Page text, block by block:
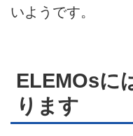
いようです。
ELEMOsに
ります